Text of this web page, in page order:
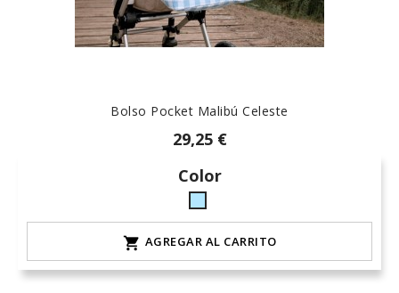
Bolso Pocket Malibú Celeste
29,25 €
Color
celeste-
hielo
 AGREGAR AL CARRITO